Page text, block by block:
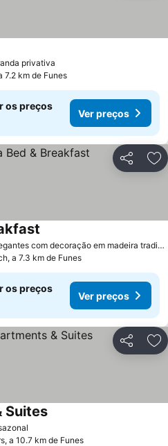
privativa
7.2 km de Funes
os preços
Ver preços
Partilhar
Quartos aconchegantes com decoração em madeira tradicional
a 7.3 km de Funes
os preços
Ver preços
Partilhar
SuitesVer preços
a 10.7 km de Funes